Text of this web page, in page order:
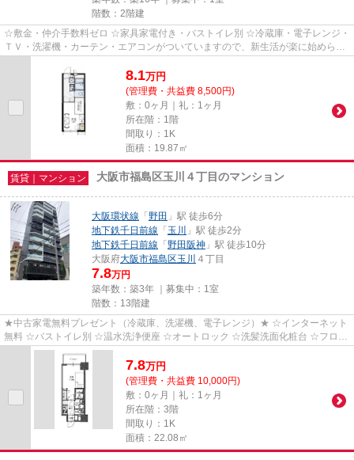
階数：2階建
☆敷金・仲介手数料ゼロ ☆家具家電付き・バストイレ別 ☆冷蔵庫・電子レンジ・
ＴＶ・洗濯機・カーテン・エアコンがついていますので、新生活が楽に始められ
8.1万円
(管理費・共益費 8,500円)
敷：0ヶ月｜礼：1ヶ月
所在階：1階
間取り：1K
面積：19.87㎡
賃貸｜マンション 大阪市福島区玉川４丁目のマンション
大阪環状線 「 野田 」駅 徒歩6分
地下鉄千日前線 「 玉川
」駅 徒歩2分
地下鉄千日前線 「 野田阪神 」駅 徒歩10分
大阪府大阪市福島区玉川 ４丁目
7.8万円
築年数：築3年 ｜募集中： 1室
階数：13階建
★中古家電無料プレゼント（冷蔵庫、洗濯機、電子レンジ）★ ☆インターネット
無料 ☆バストイレ別 ☆温水洗浄便座 ☆オートロック ☆洗髪洗面化粧台 ☆フロー
リング ☆エアコン ☆室内洗濯機置...
7.8万円
(管理費・共益費 10,000円)
敷：0ヶ月｜礼：1ヶ月
所在階：3階
間取り：1K
面積：22.08㎡